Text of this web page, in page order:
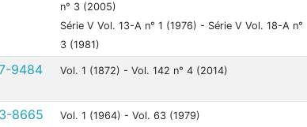
n° 3 (2005)
Série V Vol. 13-A n° 1 (1976) - Série V Vol. 18-A n°
3 (1981)
9484 Vol. 1 (1872) - Vol. 142 n° 4 (2014)
8665 Vol. 1 (1964) - Vol. 63 (1979)